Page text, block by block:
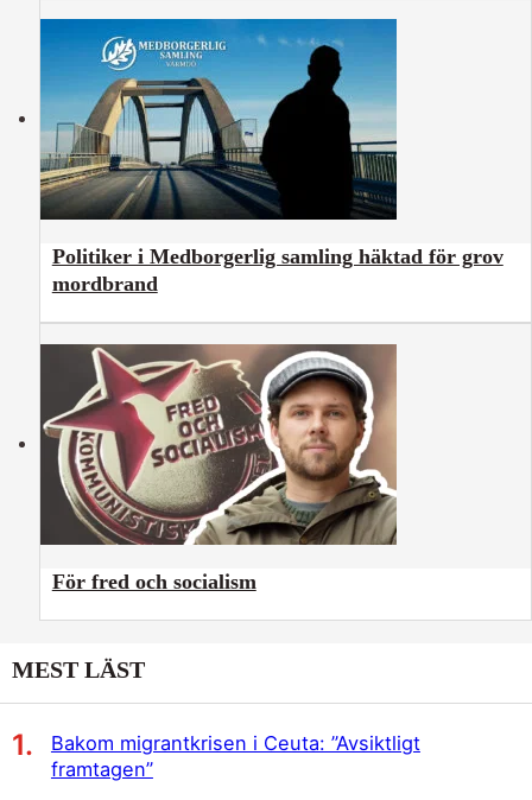
Politiker i Medborgerlig samling häktad för grov
mordbrand
För fred och socialism
MEST LÄST
Bakom migrantkrisen i Ceuta: ”Avsiktligt
framtagen”